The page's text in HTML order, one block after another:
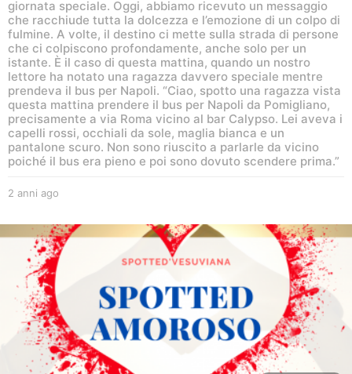
giornata speciale. Oggi, abbiamo ricevuto un messaggio
che racchiude tutta la dolcezza e l’emozione di un colpo di
fulmine. A volte, il destino ci mette sulla strada di persone
che ci colpiscono profondamente, anche solo per un
istante. È il caso di questa mattina, quando un nostro
lettore ha notato una ragazza davvero speciale mentre
prendeva il bus per Napoli. “Ciao, spotto una ragazza vista
questa mattina prendere il bus per Napoli da Pomigliano,
precisamente a via Roma vicino al bar Calypso. Lei aveva i
capelli rossi, occhiali da sole, maglia bianca e un
pantalone scuro. Non sono riuscito a parlarle da vicino
poiché il bus era pieno e poi sono dovuto scendere prima.”
2 anni ago
n
n
i